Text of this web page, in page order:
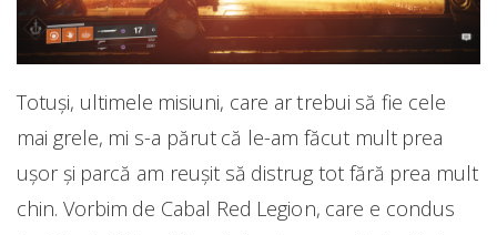
Totuși, ultimele misiuni, care ar trebui să fie cele
mai grele, mi s-a părut că le-am făcut mult prea
ușor și parcă am reușit să distrug tot fără prea mult
chin. Vorbim de Cabal Red Legion, care e condus